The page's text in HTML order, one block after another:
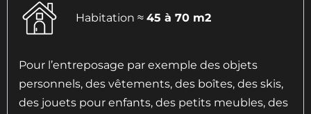
Habitation ≈ 45 à 70 m2
Pour l’entreposage par exemple des objets
personnels, des vêtements, des boîtes, des skis,
des jouets pour enfants, des petits meubles, des